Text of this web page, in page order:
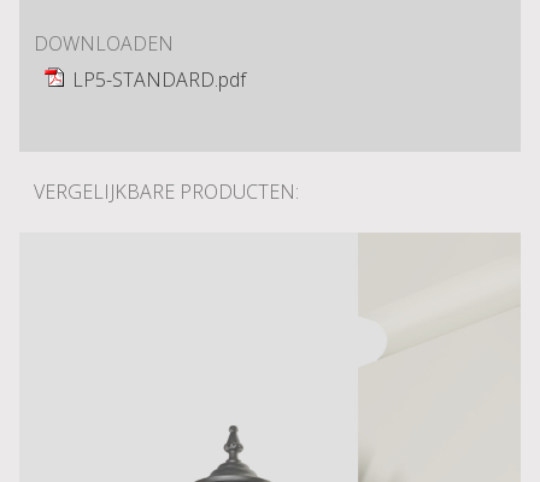
DOWNLOADEN
LP5-STANDARD.pdf
VERGELIJKBARE PRODUCTEN: